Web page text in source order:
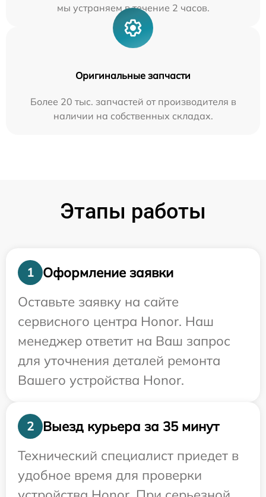
мы устраняем в течение 2 часов.
Оригинальные запчасти
Более 20 тыс. запчастей от производителя в
наличии на собственных складах.
Этапы работы
1
Оформление заявки
Оставьте заявку на сайте
сервисного центра Honor. Наш
менеджер ответит на Ваш запрос
для уточнения деталей ремонта
Вашего устройства Honor.
2
Выезд курьера за 35 минут
Технический специалист приедет в
удобное время для проверки